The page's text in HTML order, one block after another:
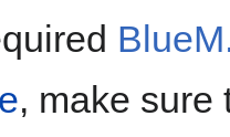
, make